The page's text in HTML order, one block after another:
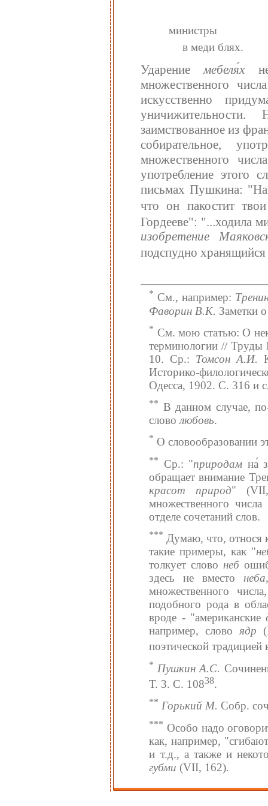
министры
в меди блях.
Ударениемебеля́х
множественного
искусственно
заимствованное из
собирательное,
множественного
употребление этого
письмах Пушкина:
что он пакостит
Гордееве": "...ходила
изобретение
подспудно хранящийся
* См., например:
Фаворин В.К. Заметки
* См. мою статью: О
терминологии //
10. Ср.: Томсон А.И.
Историко-
Одесса, 1902. С. 316 и
** В данном случае,
словолюбовь.
* O словообразовании
** Ср.: "природам на́
обращает внимание
красот природ" (VII,
множественного
отделе сочетаний слов.
*** Думаю, что, относя
такие примеры, как "
толкует словонеб
здесь не вместо неба
множественного
подобного рода в
вроде - "американские
например, словоядр
поэтической
* Пушкин А.С.
Т. 3. С. 10838.
** Горький М. Собр.
*** Особо надо
как, например,
и т.д., а также и
губми (VII, 162).